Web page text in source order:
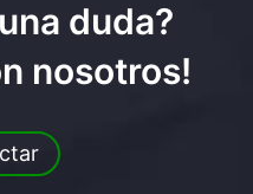
duda?
nosotros!